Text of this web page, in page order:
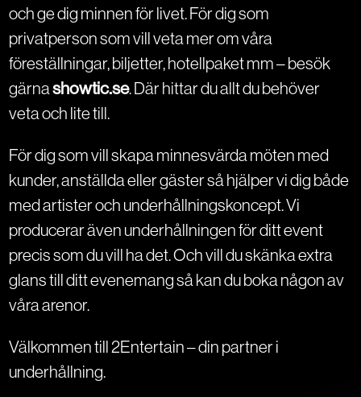
och ge dig minnen för livet. För dig som
privatperson som vill veta mer om våra
föreställningar, biljetter, hotellpaket mm – besök
gärnashowtic.se. Där hittar du allt du behöver
veta och lite till.
För dig som vill skapa minnesvärda möten med
kunder, anställda eller gäster så hjälper vi dig både
med artister och underhållningskoncept. Vi
producerar även underhållningen för ditt event
precis som du vill ha det. Och vill du skänka extra
glans till ditt evenemang så kan du boka någon av
våra arenor.
Välkommen till 2Entertain – din partner i
underhållning.